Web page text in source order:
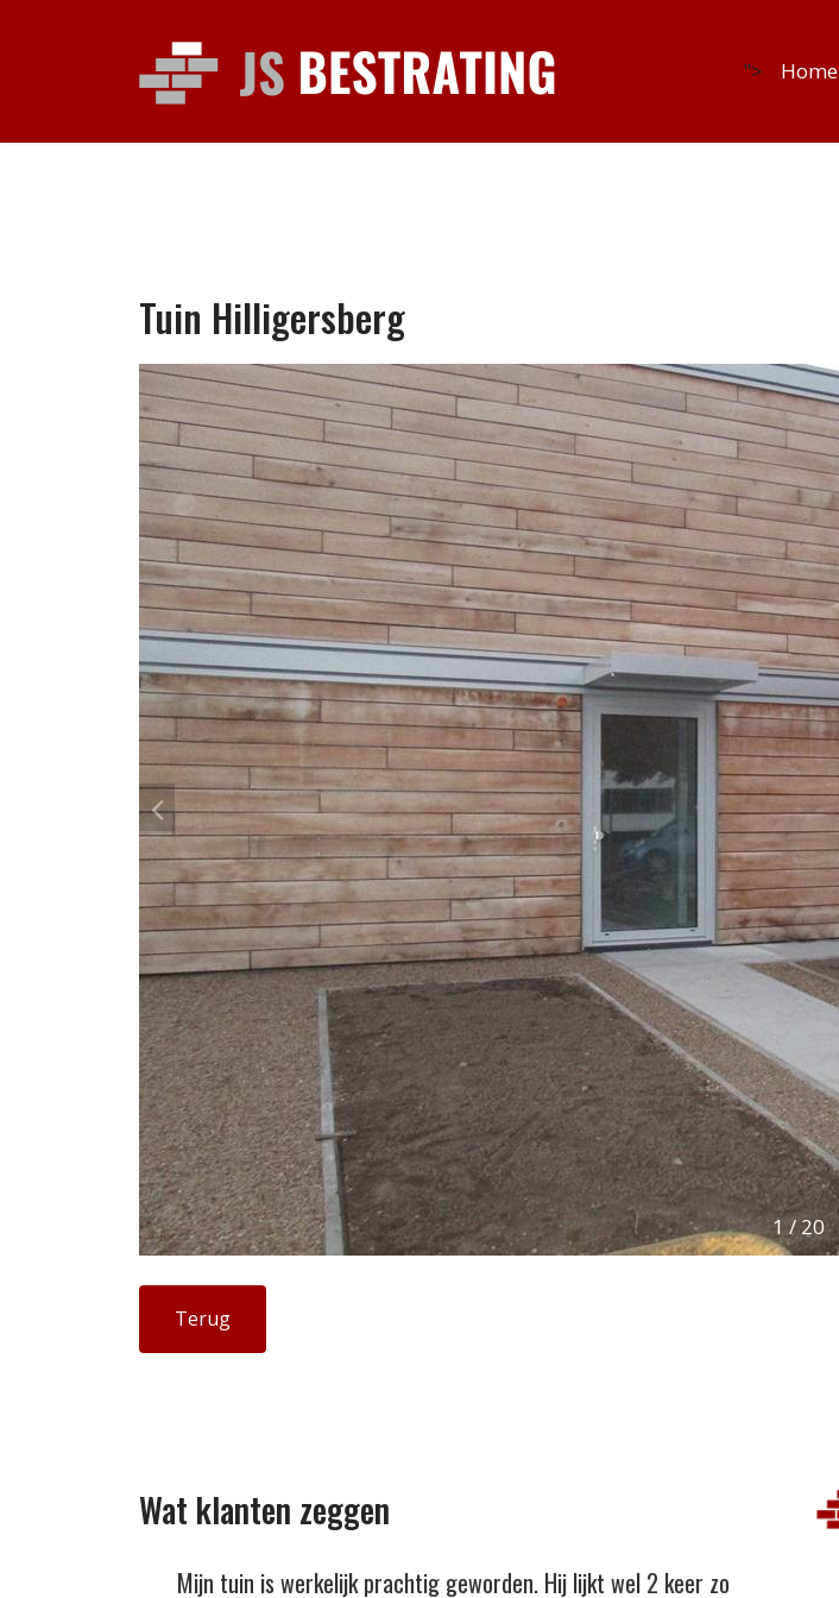
"> Home
Tuin Hilligersberg
1/20
Terug
Wat klanten zeggen
Mijn tuin is werkelijk prachtig geworden. Hij lijkt wel 2 keer zo